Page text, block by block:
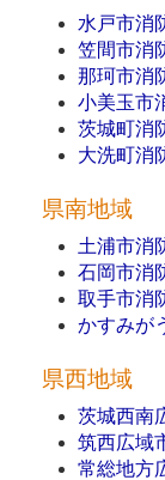
水戸市消
笠間市消
那珂市消
小美玉市
茨城町消
大洗町消
県南地域
土浦市消
石岡市消
取手市消
かすみが
県西地域
茨城西南
筑西広域
常総地方